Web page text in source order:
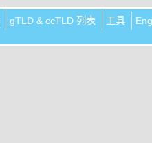
gTLD & ccTLD 列表 工具